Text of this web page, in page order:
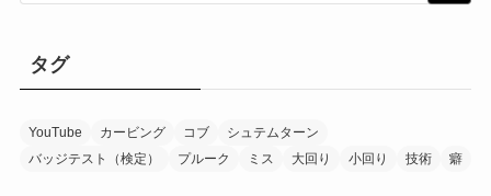
タグ
YouTube カービング コブ
シュテムターン
バッジテスト（検定）
プルーク ミス 大回り 小回り 技術 癖